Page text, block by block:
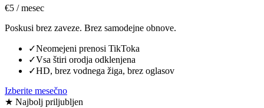
€5 / mesec
Poskusi brez zaveze. Brez samodejne obnove.
✓Neomejeni prenosi TikToka
✓Vsa štiri orodja odklenjena
✓HD, brez vodnega žiga, brez oglasov
Izberite mesečno
★ Najbolj priljubljen